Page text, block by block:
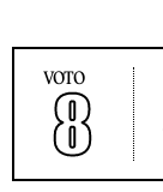
VOTO
8